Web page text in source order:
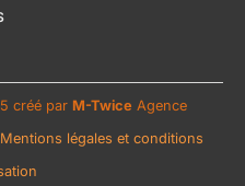
créé par M-Twice Agence
Mentions légales et conditions